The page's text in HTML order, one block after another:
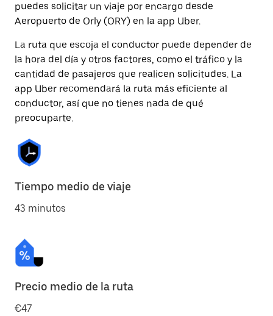
puedes solicitar un viaje por encargo desde
Aeropuerto de Orly (ORY) en la app Uber.
La ruta que escoja el conductor puede depender de
la hora del día y otros factores, como el tráfico y la
cantidad de pasajeros que realicen solicitudes. La
app Uber recomendará la ruta más eficiente al
conductor, así que no tienes nada de qué
preocuparte.
Tiempo medio de viaje
43 minutos
Precio medio de la ruta
€47